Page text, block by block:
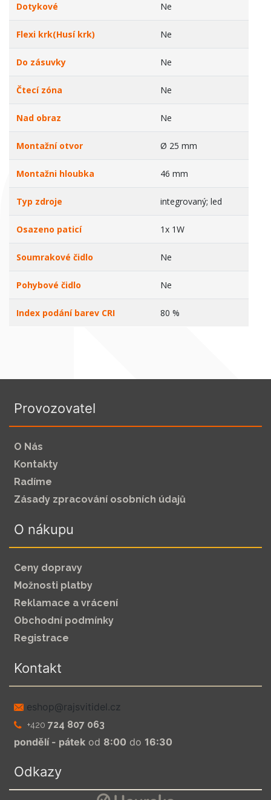
Dotykové Ne
Flexi krk(Husí krk) Ne
Do zásuvky Ne
Čtecí zóna Ne
Nad obraz Ne
Montažní otvor Ø 25 mm
Montažni hloubka 46 mm
Typ zdroje integrovaný; led
Osazeno paticí 1x 1W
Soumrakové čidlo Ne
Pohybové čidlo Ne
Index podání barev CRI 80 %
Provozovatel
O Nás
Kontakty
Radíme
Zásady zpracování osobních údajů
O nákupu
Ceny dopravy
Možnosti platby
Reklamace a vrácení
Obchodní podmínky
Registrace
Kontakt
zc.leditivsjar@pohse
+420 724 807 063
pondělí - pátek od 8:00 do 16:30
Odkazy